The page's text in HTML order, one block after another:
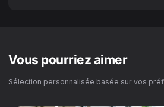
Vous pourriez aimer
Sélection personnalisée basée sur vos